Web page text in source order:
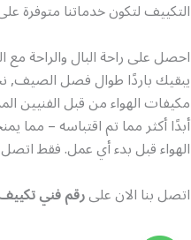
التكييف لتكون خدماتنا متوفرة على مدار ال 24 ساعة باسعار رخيصة
احصل على راحة البال والراحة
يبقيك باردًا طوال فصل الصيف,
مكيفات الهواء من قبل الفنيين
أبدًا أكثر مما تم اقتباسه – مما
الهواء قبل بدء أي عمل. فقط
اتصل بنا الان علىرقم فني